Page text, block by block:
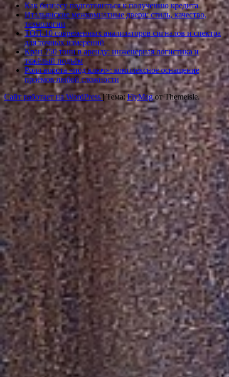
Как бизнесу подготовиться к получению кредита
Итальянские межкомнатные двери: стиль, качество,
технологии
ТОП-10 современных анализаторов сигналов и спектра
для точных измерений
Кран 750 тонн в аренду: инженерная логистика и
тяжёлый подъём
Ролл ворота «под ключ»: комплексное оснащение
проёмов любой сложности
Сайт работает на WordPress|Тема:FlyMagот Themeisle.